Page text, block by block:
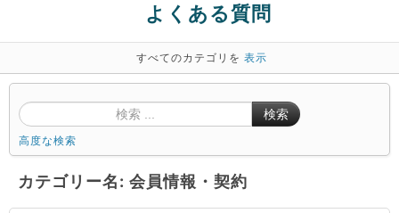
よくある質問
すべてのカテゴリを 表示
検索
高度な検索
カテゴリー名: 会員情報・契約